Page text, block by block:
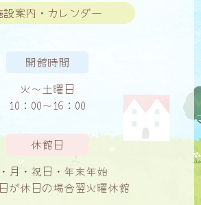
設案内・カレンダー
開館時間
火〜土曜日
10：00〜16：00
休館日
月・祝日・年末年始
が休日の場合翌火曜休館